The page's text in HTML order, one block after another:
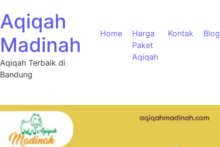
Aqiqah
Madinah
Aqiqah Terbaik di
Bandung
Home
Harga
Paket
Aqiqah
Kontak Blog